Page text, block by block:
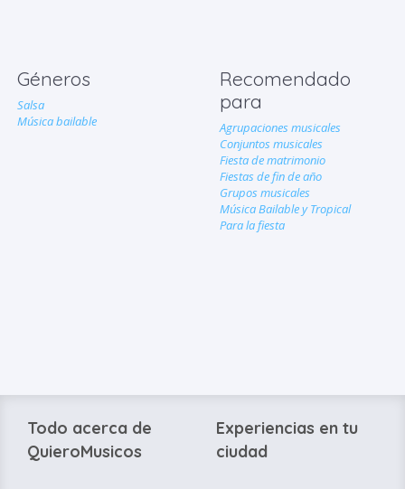
Géneros
Salsa
Música bailable
Recomendado
para
Agrupaciones musicales
Conjuntos musicales
Fiesta de matrimonio
Fiestas de fin de año
Grupos musicales
Música Bailable y Tropical
Para la fiesta
Todo acerca de
QuieroMusicos
Experiencias en tu
ciudad